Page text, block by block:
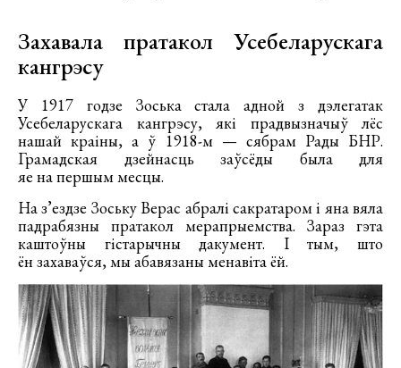
Захавала пратакол Усебеларускага
кангрэсу
У 1917 годзе Зоська стала адной з дэлегатак
Усебеларускага кангрэсу, які прадвызначыў лёс
нашай краіны, а ў 1918-м — сябрам Рады БНР.
Грамадская дзейнасць заўсёды была для
яе на першым месцы.
На з’ездзе Зоську Верас абралі сакратаром і яна вяла
падрабязны пратакол мерапрыемства. Зараз гэта
каштоўны гістарычны дакумент. І тым, што
ён захаваўся, мы абавязаны менавіта ёй.